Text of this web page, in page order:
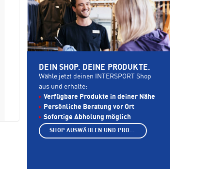
DEIN SHOP. DEINE PRODUKTE.
Wähle jetzt deinen INTERSPORT Shop
aus und erhalte:
Verfügbare Produkte in deiner Nähe
Persönliche Beratung vor Ort
Sofortige Abholung möglich
SHOP AUSWÄHLEN UND PRODUKTE ANZEIGEN